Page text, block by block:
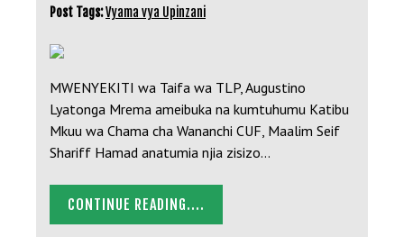
Post Tags:Vyama vya Upinzani
MWENYEKITI wa Taifa wa TLP, Augustino
Lyatonga Mrema ameibuka na kumtuhumu Katibu
Mkuu wa Chama cha Wananchi CUF, Maalim Seif
Shariff Hamad anatumia njia zisizo…
CONTINUE READING....